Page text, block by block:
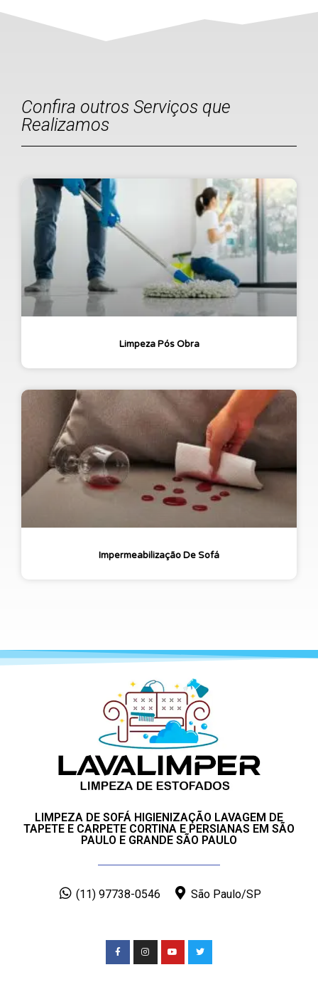
Confira outros Serviços que
Realizamos
Limpeza Pós Obra
Impermeabilização De Sofá
LIMPEZA DE SOFÁ HIGIENIZAÇÃO LAVAGEM DE
TAPETE E CARPETE CORTINA E PERSIANAS EM SÃO
PAULO E GRANDE SÃO PAULO
(11) 97738-0546 São Paulo/SP